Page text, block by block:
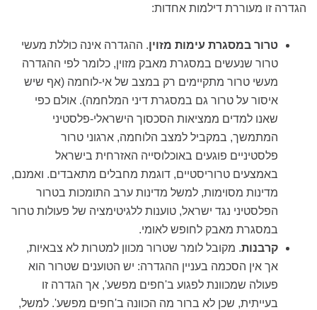
הגדרה זו מעוררת דילמות אחדות:
טרור במסגרת עימות מזוין. ההגדרה אינה כוללת מעשי
טרור שנעשים במסגרת מאבק מזוין, כלומר לפי ההגדרה
מעשי טרור מתקיימים רק במצב של אי-לוחמה (אף שיש
איסור על טרור גם במסגרת דיני המלחמה). אולם כפי
שאנו למדים ממציאות הסכסוך הישראלי-פלסטיני
המתמשך, במקביל למצב הלוחמה, ארגוני טרור
פלסטיניים פוגעים באוכלוסייה האזרחית בישראל
באמצעים טרוריסטיים, דוגמת מחבלים מתאבדים. ואמנם,
מדינות מסוימות, למשל מדינות ערב התומכות בטרור
הפלסטיני נגד ישראל, טוענות ללגיטימציה של פעולות טרור
במסגרת מאבק לחופש לאומי.
קרבנות. מקובל לומר שטרור מכוון למטרות לא צבאיות,
אך אין הסכמה בעניין ההגדרה: יש הטוענים שטרור הוא
פעולה שמכוונת לפגוע ב'חפים מפשע', אך הגדרה זו
בעייתית, שכן לא ברור מה הכוונה ב'חפים מפשע'. למשל,